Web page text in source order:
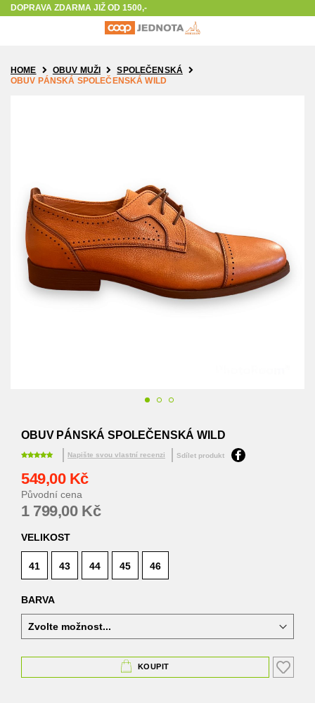
The store will not work correctly in the case when cookies are disabled.
DOPRAVA ZDARMA JIŽ OD 1500,-
HOME OBUV MUŽI
SPOLEČENSKÁ
OBUV PÁNSKÁ SPOLEČENSKÁ WILD
začátek
galerie
obrázky
OBUV PÁNSKÁ SPOLEČENSKÁ WILD
Napište svou vlastní recenzi Sdílet produkt
549,00 Kč
Původní cena
1 799,00 Kč
VELIKOST
41 43 44 45 46
BARVA
KOUPIT